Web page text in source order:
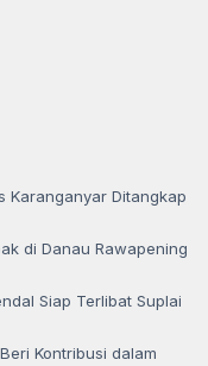
Karanganyar Ditangkap
di Danau Rawapening
Siap Terlibat Suplai
Kontribusi dalam